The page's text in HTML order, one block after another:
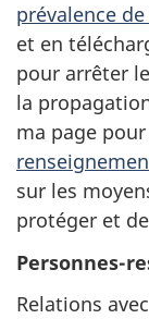
prévalence
et en
pour arrêter
la
ma page
sur les
protéger et
Personnes-
Relations